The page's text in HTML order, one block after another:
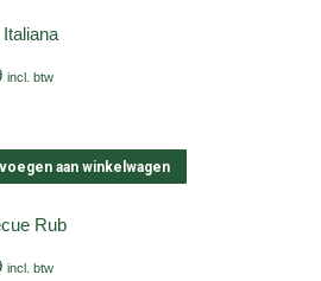
incl. btw
aan winkelwagen
Rub
incl. btw